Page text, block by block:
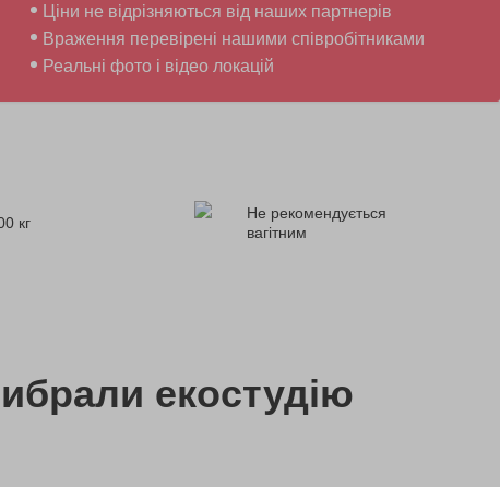
Ціни не відрізняються від наших партнерів
Враження перевірені нашими співробітниками
Реальні фото і відео локацій
кг
Не рекомендується
вагітним
екостудію